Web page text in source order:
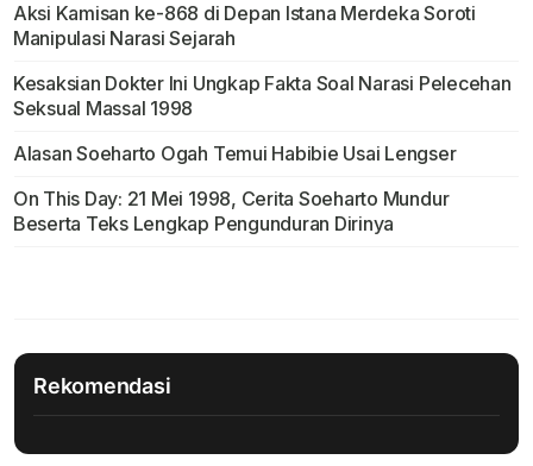
Aksi Kamisan ke-868 di Depan Istana Merdeka Soroti
Manipulasi Narasi Sejarah
Kesaksian Dokter Ini Ungkap Fakta Soal Narasi Pelecehan
Seksual Massal 1998
Alasan Soeharto Ogah Temui Habibie Usai Lengser
On This Day: 21 Mei 1998, Cerita Soeharto Mundur
Beserta Teks Lengkap Pengunduran Dirinya
Rekomendasi